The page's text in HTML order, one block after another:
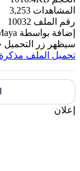
المشاهدات 3,253
رقم الملف 10032
إضافة بواسطة
سيظهر زر التحميل
تحميل الملف
إعلان